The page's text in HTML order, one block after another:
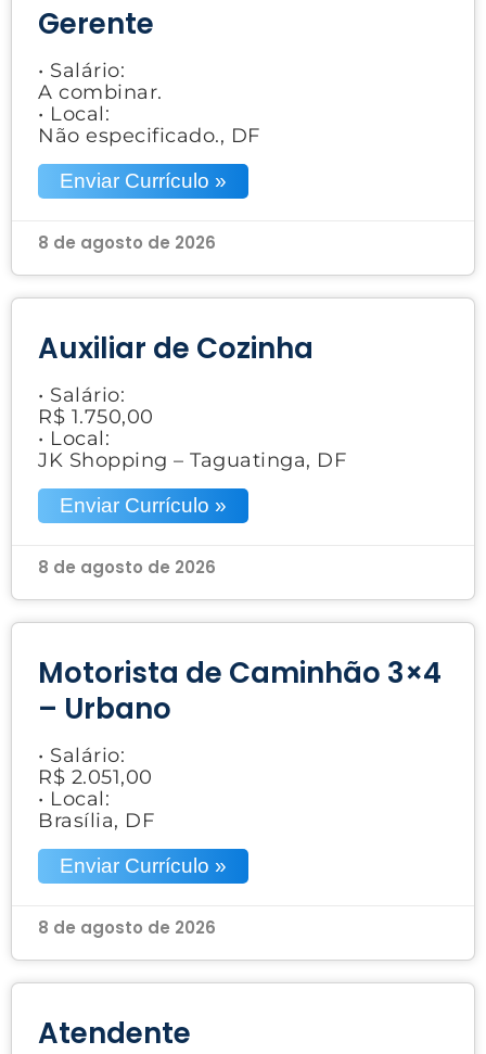
Gerente
• Salário:
A combinar.
• Local:
Não especificado., DF
Enviar Currículo »
8 de agosto de 2026
Auxiliar de Cozinha
• Salário:
R$ 1.750,00
• Local:
JK Shopping – Taguatinga, DF
Enviar Currículo »
8 de agosto de 2026
Motorista de Caminhão 3×4
– Urbano
• Salário:
R$ 2.051,00
• Local:
Brasília, DF
Enviar Currículo »
8 de agosto de 2026
Atendente